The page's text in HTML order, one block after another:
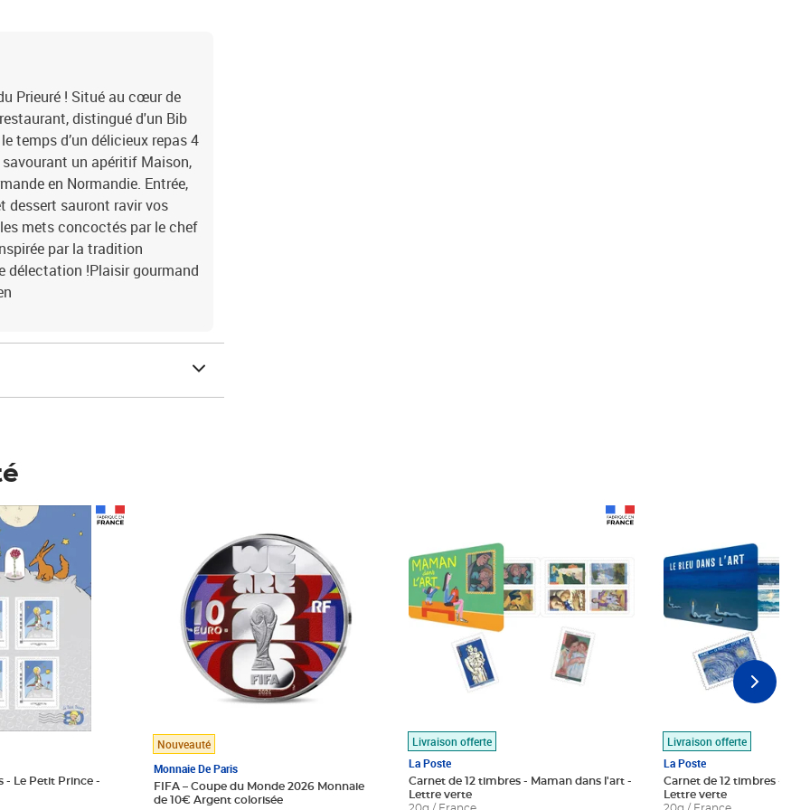
Prieuré ! Situé au cœur de
distingué d'un Bib
temps d’un délicieux repas 4
un apéritif Maison,
en Normandie. Entrée,
dessert sauront ravir vos
mets concoctés par le chef
par la tradition
délectation !Plaisir gourmand
- Le Petit Prince -
Nouveauté
Monnaie De Paris
FIFA – Coupe du Monde 2026 Monnaie
de 10€ Argent colorisée
Livraison offerte
La Poste
Carnet de 12 timbres - Maman dans l'art -
Lettre verte
Livraison offerte
La Poste
Carnet de 12 timbres - Le
Lettre verte